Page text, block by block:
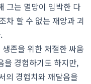
그는 멸망이 임박한 다
차 할 수 없는 재앙과 괴
존을 위한 처절한 싸움
을 경험하기도 하지만,
의 경험치와 깨달음을